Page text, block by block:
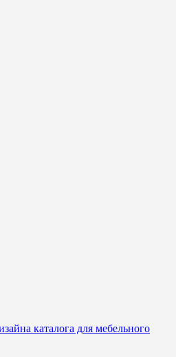
каталога для мебельного